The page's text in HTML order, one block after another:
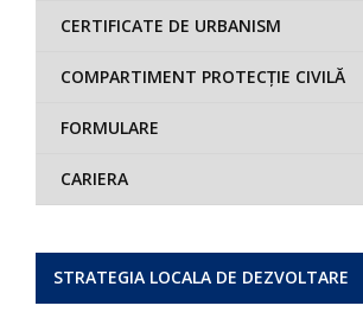
CERTIFICATE DE URBANISM
COMPARTIMENT PROTECȚIE CIVILĂ
FORMULARE
CARIERA
STRATEGIA LOCALA DE DEZVOLTARE